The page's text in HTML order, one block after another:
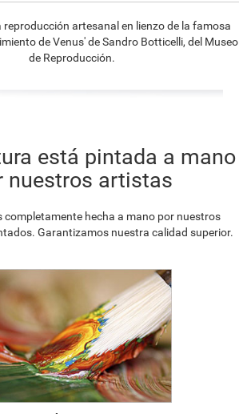
reproducción artesanal en lienzo de la famosa
de Venus' de Sandro Botticelli, del Museo
de Reproducción.
está pintada a mano
nuestros artistas
completamente hecha a mano por nuestros
Garantizamos nuestra calidad superior.